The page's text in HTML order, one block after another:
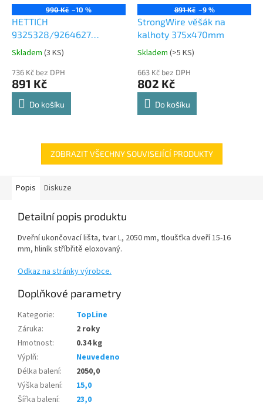
990 Kč –10 %
HETTICH
9325328/9264627
Comfort Spin 360° otočná
police 8kg
Průměrné
produktu
je
4,8
Skladem (3 KS)
736 Kč bez DPH
891 Kč
Do košíku
891 Kč –9 %
StrongWire věšák na
kalhoty 375x470mm
Průměrné
produktu
je
4,8
Skladem (>5 KS)
663 Kč bez DPH
802 Kč
Do košíku
ZOBRAZIT VŠECHNY SOUVISEJÍCÍ PRODUKTY
Popis Diskuze
Detailní popis produktu
Dveřní ukončovací lišta, tvar L, 2050 mm, tloušťka dveří 15-16
mm, hliník stříbřitě eloxovaný.
Odkaz na stránky výrobce.
Doplňkové parametry
Kategorie:
TopLine
Záruka:
2 roky
Hmotnost:
0.34 kg
Výplň:
Neuvedeno
Délka balení:
2050,0
Výška balení:
15,0
Šířka balení:
23,0